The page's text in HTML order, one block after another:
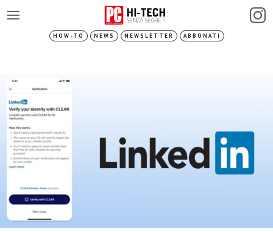
HOW-TO NEWS NEWSLETTER ABBONATI